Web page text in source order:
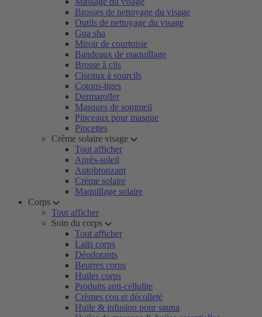
Brosses de nettoyage du visage
Outils de nettoyage du visage
Gua sha
Miroir de courtoisie
Bandeaux de maquillage
Brosse à cils
Ciseaux à sourcils
Cotons-tiges
Dermaroller
Masques de sommeil
Pinceaux pour masque
Pincettes
Crème solaire visage
Tout afficher
Après-soleil
Autobronzant
Crème solaire
Maquillage solaire
Corps
Tout afficher
Soin du corps
Tout afficher
Laits corps
Déodorants
Beurres corps
Huiles corps
Produits anti-cellulite
Crèmes cou et décolleté
Huile & infusion pour sauna